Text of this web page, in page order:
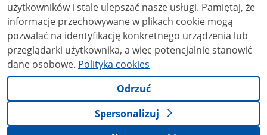
użytkowników i stale ulepszać nasze usługi. Pamiętaj, że
informacje przechowywane w plikach cookie mogą
pozwalać na identyfikację konkretnego urządzenia lub
przeglądarki użytkownika, a więc potencjalnie stanowić
dane osobowe. Polityka cookies
Odrzuć
Spersonalizuj